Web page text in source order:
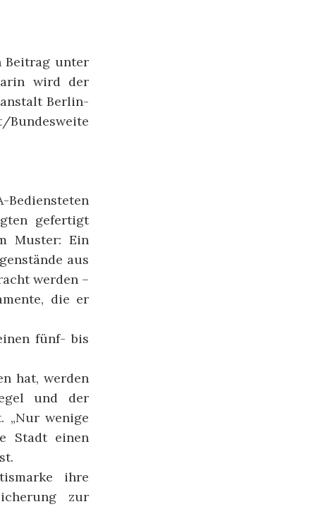
Beitrag unter
wird der
Berlin-
Bediensteten
gefertigt
Muster: Ein
aus
werden –
die er
fünf- bis
hat, werden
und der
„Nur wenige
Stadt einen
ihre
zur